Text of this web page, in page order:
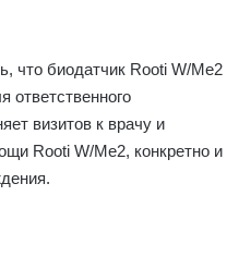
что биодатчик Rooti W/Me2
ответственного
визитов к врачу и
Rooti W/Me2, конкретно и